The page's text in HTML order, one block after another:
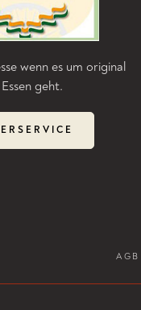
wenn es um original
geht.
AGB